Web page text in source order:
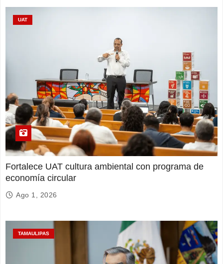
UAT
Fortalece UAT cultura ambiental con programa de
economía circular
Ago 1, 2026
TAMAULIPAS